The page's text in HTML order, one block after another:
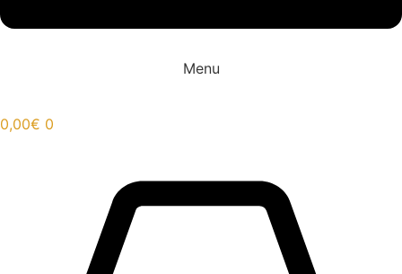
Menu
0,00€ 0